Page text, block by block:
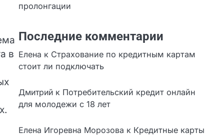
пролонгации
Последние комментарии
ЕленакСтрахование по кредитным картам
стоит ли подключать
ДмитрийкПотребительский кредит онлайн
для молодежи с 18 лет
Елена Игоревна МорозовакКредитные